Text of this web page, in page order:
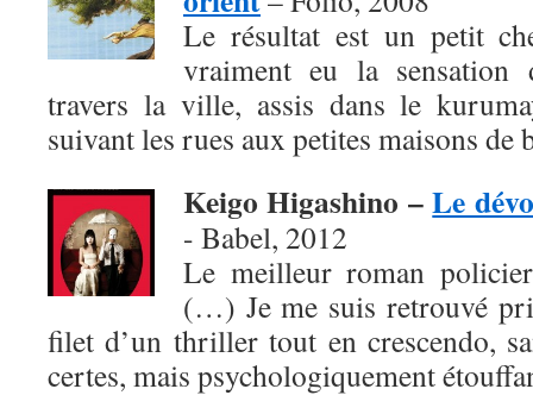
Le résultat est un petit
vraiment eu la sensation
travers la ville, assis dans le
suivant les rues aux petites maisons de
Keigo Higashino –Le
- Babel, 2012
Le meilleur roman
(…) Je me suis retrouvé
filet d’un thriller tout en crescendo,
certes, mais psychologiquement